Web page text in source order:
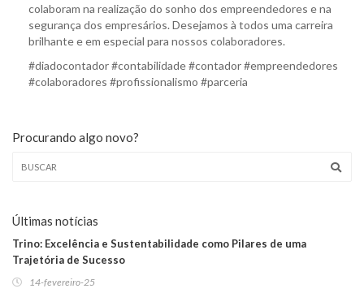
colaboram na realização do sonho dos empreendedores e na
segurança dos empresários. Desejamos à todos uma carreira
brilhante e em especial para nossos colaboradores.
#diadocontador #contabilidade #contador #empreendedores
#colaboradores #profissionalismo #parceria
Procurando algo novo?
Últimas notícias
Trino: Excelência e Sustentabilidade como Pilares de uma
Trajetória de Sucesso
14-fevereiro-25